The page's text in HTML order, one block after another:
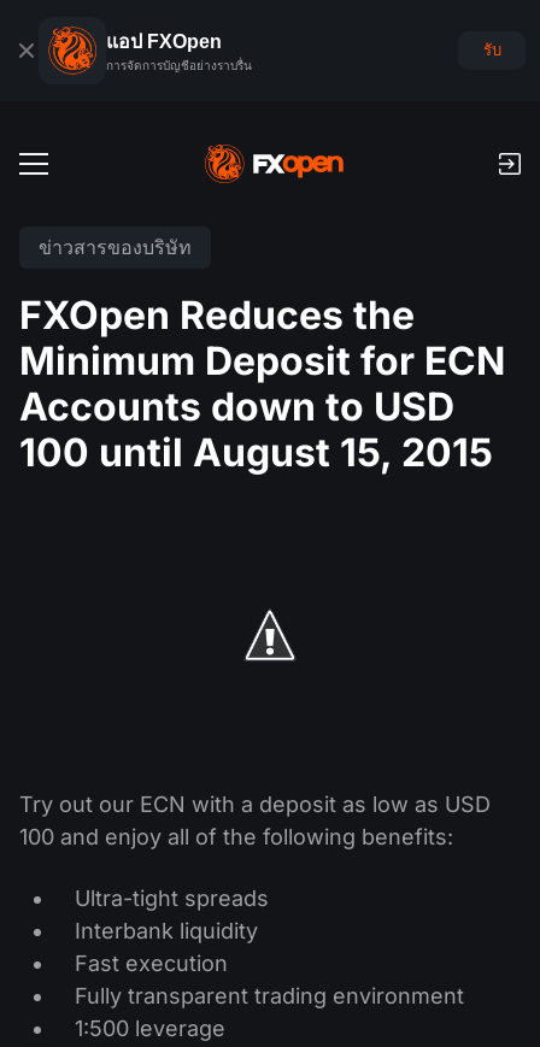
แอป FXOpen
การจัดการบัญชีอย่างราบรื่น
รับ
บัญชีฟอเร็กซ์เดโม
ค่าคอมมิชชั่นและสว๊อป
การชำระเงิน
การฝากเงินและถอนเงิน
PAMM
การจัดอันดับบัญชี PAMM
Masters และ Followers
ฟอเร็กซ์
ดัชนี
สินค้าโภคภัณฑ์
แพลตฟอร์มเทรด
TickTrader
การเปรียบเทียบ
FXOpen App
iOS FXOpen App
VPS
ปฏิทินเศรษฐกิจ
โบรกเกอร์ฟอเร็กซ์คืออะไร?
ข่าวสารของบริษัท
FXOpen Reduces the
Minimum Deposit for ECN
Accounts down to USD
100 until August 15, 2015
Try out our ECN with a deposit as low as USD
100 and enjoy all of the following benefits:
Ultra-tight spreads
Interbank liquidity
Fast execution
Fully transparent trading environment
1:500 leverage